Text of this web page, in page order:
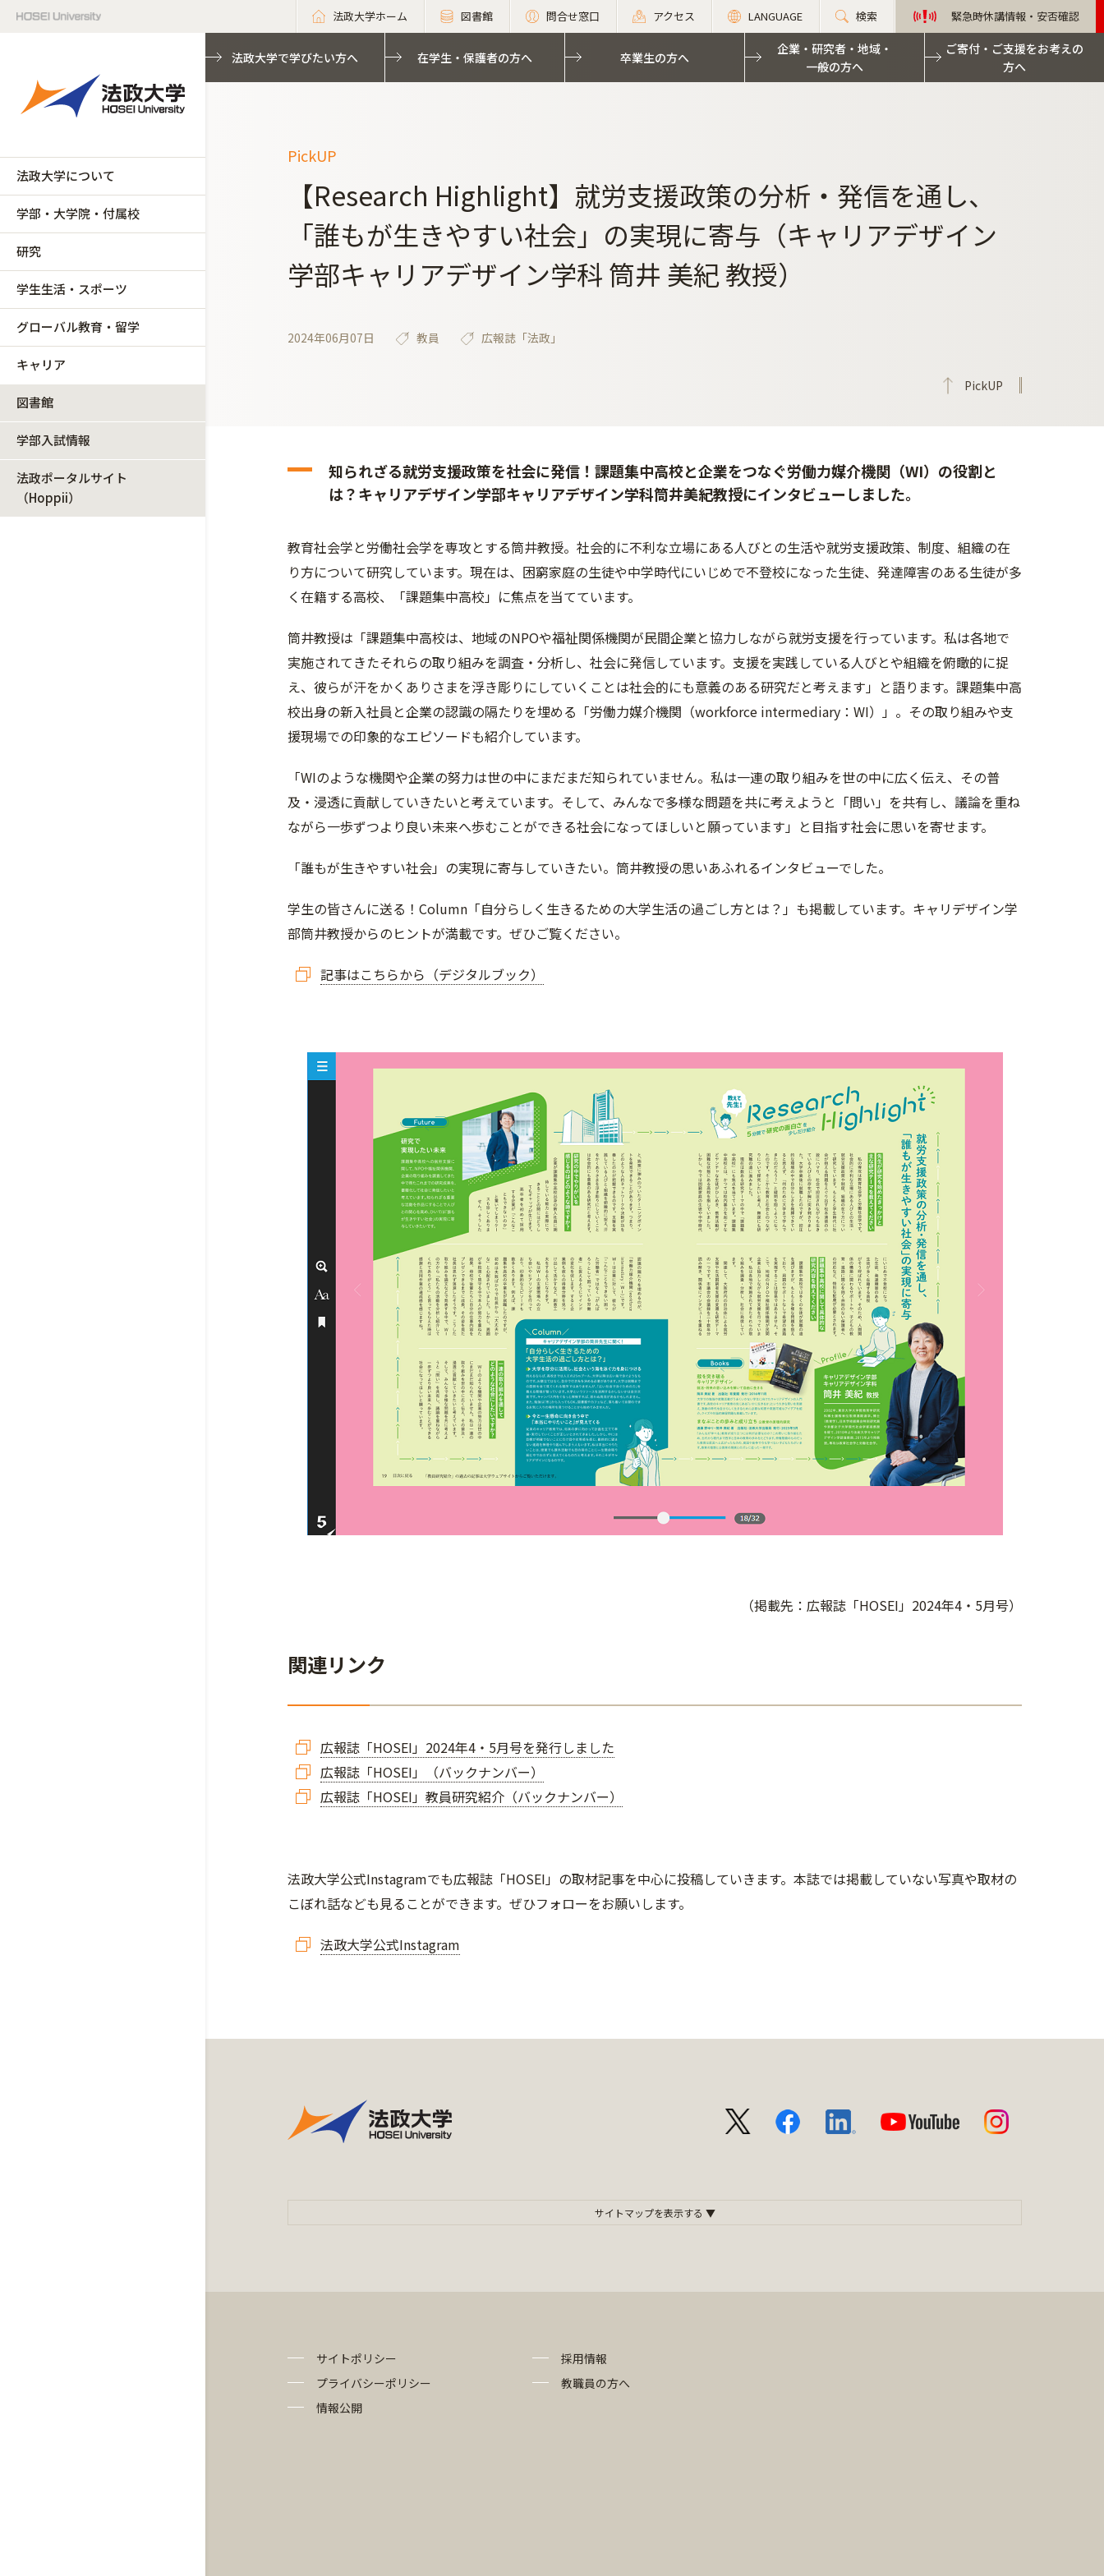
法政大学ホーム 図書館 問合せ窓口 アクセス LANGUAGE 検索 緊急時休講情報・安否確認
法政大学について
学部・大学院・付属校
研究
学生生活・スポーツ
グローバル教育・留学
キャリア
図書館
学部入試情報
法政ポータルサイト
（Hoppii）
法政大学で学びたい方へ 在学生・保護者の方へ 卒業生の方へ
企業・研究者・地域・
一般の方へ
ご寄付・ご支援をお考えの
方へ
PickUP
【Research Highlight】就労支援政策の分析・発信を通し、
「誰もが生きやすい社会」の実現に寄与（キャリアデザイン
学部キャリアデザイン学科 筒井 美紀 教授）
2024年06月07日 教員 広報誌「法政」
PickUP
知られざる就労支援政策を社会に発信！課題集中高校と企業をつなぐ労働力媒介機関（WI）の役割と
は？キャリアデザイン学部キャリアデザイン学科筒井美紀教授にインタビューしました。
教育社会学と労働社会学を専攻とする筒井教授。社会的に不利な立場にある人びとの生活や就労支援政策、制度、組織の在
り方について研究しています。現在は、困窮家庭の生徒や中学時代にいじめで不登校になった生徒、発達障害のある生徒が多
く在籍する高校、「課題集中高校」に焦点を当てています。
筒井教授は「課題集中高校は、地域のNPOや福祉関係機関が民間企業と協力しながら就労支援を行っています。私は各地で
実施されてきたそれらの取り組みを調査・分析し、社会に発信しています。支援を実践している人びとや組織を俯瞰的に捉
え、彼らが汗をかくありさまを浮き彫りにしていくことは社会的にも意義のある研究だと考えます」と語ります。課題集中高
校出身の新入社員と企業の認識の隔たりを埋める「労働力媒介機関（workforce intermediary：WI）」。その取り組みや支
援現場での印象的なエピソードも紹介しています。
「WIのような機関や企業の努力は世の中にまだまだ知られていません。私は一連の取り組みを世の中に広く伝え、その普
及・浸透に貢献していきたいと考えています。そして、みんなで多様な問題を共に考えようと「問い」を共有し、議論を重ね
ながら一歩ずつより良い未来へ歩むことができる社会になってほしいと願っています」と目指す社会に思いを寄せます。
「誰もが生きやすい社会」の実現に寄与していきたい。筒井教授の思いあふれるインタビューでした。
学生の皆さんに送る！Column「自分らしく生きるための大学生活の過ごし方とは？」も掲載しています。キャリデザイン学
部筒井教授からのヒントが満載です。ぜひご覧ください。
記事はこちらから（デジタルブック）
（掲載先：広報誌「HOSEI」2024年4・5月号）
関連リンク
広報誌「HOSEI」2024年4・5月号を発行しました
広報誌「HOSEI」（バックナンバー）
広報誌「HOSEI」教員研究紹介（バックナンバー）
​​​​​法政大学公式Instagramでも広報誌「HOSEI」の取材記事を中心に投稿していきます。本誌では掲載していない写真や取材の
こぼれ話なども見ることができます。ぜひフォローをお願いします。
法政大学公式Instagram
サイトポリシー
プライバシーポリシー
情報公開
採用情報
教職員の方へ